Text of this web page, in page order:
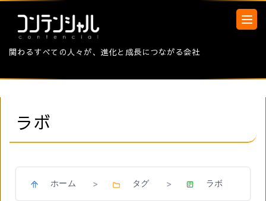
関わるすべての人々が、進化と成長につながる会社
ラボ
ホーム > タグ > ラボ